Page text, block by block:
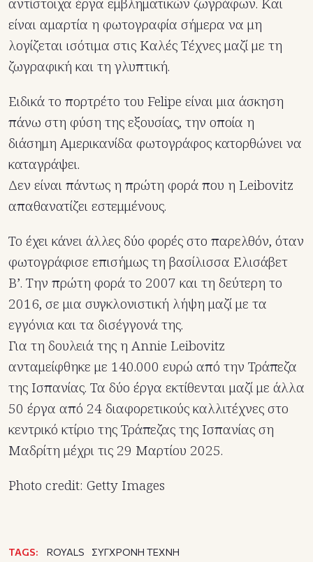
αντίστοιχα έργα εμβληματικών ζωγράφων. Και
είναι αμαρτία η φωτογραφία σήμερα να μη
λογίζεται ισότιμα στις Καλές Τέχνες μαζί με τη
ζωγραφική και τη γλυπτική.
Ειδικά το πορτρέτο του Felipe είναι μια άσκηση
πάνω στη φύση της εξουσίας, την οποία η
διάσημη Αμερικανίδα φωτογράφος κατορθώνει να
καταγράψει.
Δεν είναι πάντως η πρώτη φορά που η Leibovitz
απαθανατίζει εστεμμένους.
Το έχει κάνει άλλες δύο φορές στο παρελθόν, όταν
φωτογράφισε επισήμως τη βασίλισσα Ελισάβετ
Β’. Την πρώτη φορά το 2007 και τη δεύτερη το
2016, σε μια συγκλονιστική λήψη μαζί με τα
εγγόνια και τα δισέγγονά της.
Για τη δουλειά της η Annie Leibovitz
ανταμείφθηκε με 140.000 ευρώ από την Τράπεζα
της Ισπανίας. Τα δύο έργα εκτίθενται μαζί με άλλα
50 έργα από 24 διαφορετικούς καλλιτέχνες στο
κεντρικό κτίριο της Τράπεζας της Ισπανίας ση
Μαδρίτη μέχρι τις 29 Μαρτίου 2025.
Photo credit: Getty Images
TAGS: ROYALS ΣΥΓΧΡΟΝΗ ΤΕΧΝΗ